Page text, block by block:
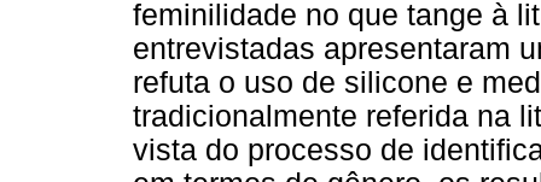
feminilidade no que tange à
entrevistadas apresentaram
refuta o uso de silicone e
tradicionalmente referida na
vista do processo de